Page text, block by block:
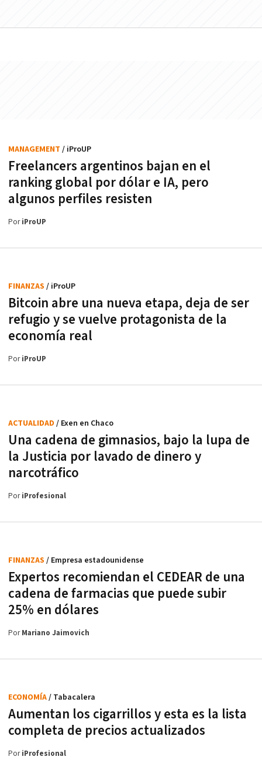
Freelancers argentinos bajan en el
ranking global por dólar e IA, pero
algunos perfiles resisten
MANAGEMENT / iProUP
PoriProUP
Bitcoin abre una nueva etapa, deja de ser
refugio y se vuelve protagonista de la
economía real
FINANZAS / iProUP
PoriProUP
Una cadena de gimnasios, bajo la lupa de
la Justicia por lavado de dinero y
narcotráfico
ACTUALIDAD / Exen en Chaco
PoriProfesional
Expertos recomiendan el CEDEAR de una
cadena de farmacias que puede subir
25% en dólares
FINANZAS / Empresa estadounidense
PorMariano Jaimovich
Aumentan los cigarrillos y esta es la lista
completa de precios actualizados
ECONOMÍA/ Tabacalera
PoriProfesional